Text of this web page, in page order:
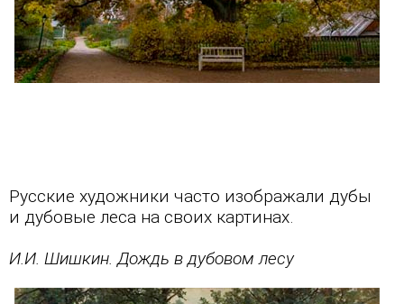
Русские художники часто изображали дубы
и дубовые леса на своих картинах.
И.И. Шишкин. Дождь в дубовом лесу